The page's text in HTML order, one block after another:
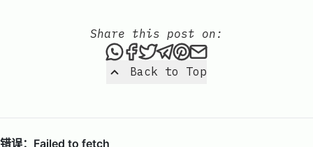
Back to Top
Share this post on:
Share this post via
Share this post on
Tweet this post
Share this post via
Share this post
Share this